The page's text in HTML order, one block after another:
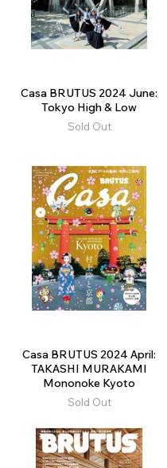
Casa BRUTUS 2024 June:
Tokyo High & Low
Sold Out
Casa BRUTUS 2024 April:
TAKASHI MURAKAMI
Mononoke Kyoto
Sold Out